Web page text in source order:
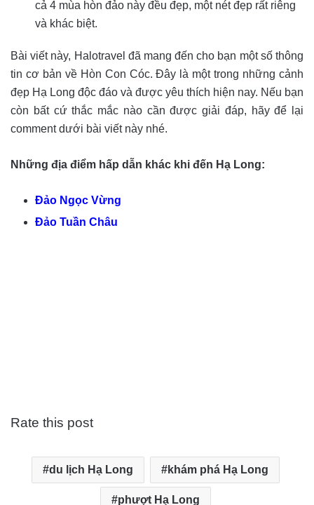
cả 4 mùa hòn đảo này đều đẹp, một nét đẹp rất riêng
và khác biệt.
Bài viết này, Halotravel đã mang đến cho bạn một số thông
tin cơ bản về Hòn Con Cóc. Đây là một trong những cảnh
đẹp Hạ Long độc đáo và được yêu thích hiện nay. Nếu bạn
còn bất cứ thắc mắc nào cần được giải đáp, hãy để lại
comment dưới bài viết này nhé.
Những địa điểm hấp dẫn khác khi đến Hạ Long:
Đảo Ngọc Vừng
Đảo Tuần Châu
Rate this post
du lịch Hạ Long khám phá Hạ Long
phượt Hạ Long